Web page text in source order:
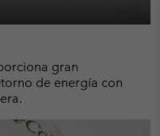
gran
de energía con